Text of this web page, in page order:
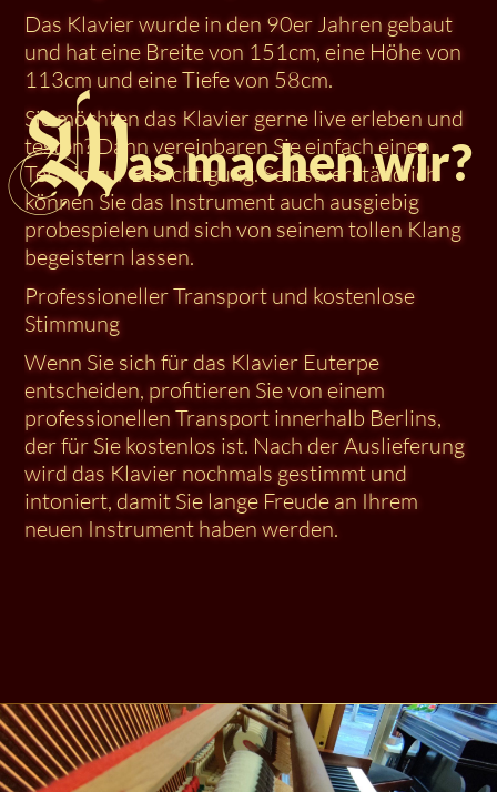
Das Klavier wurde in den 90er Jahren gebaut
und hat eine Breite von 151cm, eine Höhe von
113cm und eine Tiefe von 58cm.
Sie möchten das Klavier gerne live erleben und
testen? Dann vereinbaren Sie einfach einen
Termin zur Besichtigung. Selbstverständlich
können Sie das Instrument auch ausgiebig
probespielen und sich von seinem tollen Klang
begeistern lassen.
Professioneller Transport und kostenlose
Stimmung
Wenn Sie sich für das Klavier Euterpe
entscheiden, profitieren Sie von einem
professionellen Transport innerhalb Berlins,
der für Sie kostenlos ist. Nach der Auslieferung
wird das Klavier nochmals gestimmt und
intoniert, damit Sie lange Freude an Ihrem
neuen Instrument haben werden.
Was machen wir?